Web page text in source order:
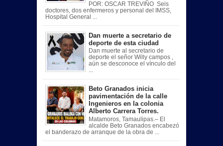
POR: OSCAR TREVIÑO Seis
doctores, dos enfermeros y personal del IMSS,
Hospital General ...
Dan muerte a secretario de
deporte de esta ciudad
Dan muerte al secretario de
deporte el señor Willy campos ,
aún se desconoce el vínculo del
Beto Granados inicia
pavimentación de la calle
Ingenieros en la colonia
Alberto Carrera Torres.
Matamoros, Tamaulipas.– El
alcalde Beto Granados encabezó
el banderazo de arranque de la obra de ...